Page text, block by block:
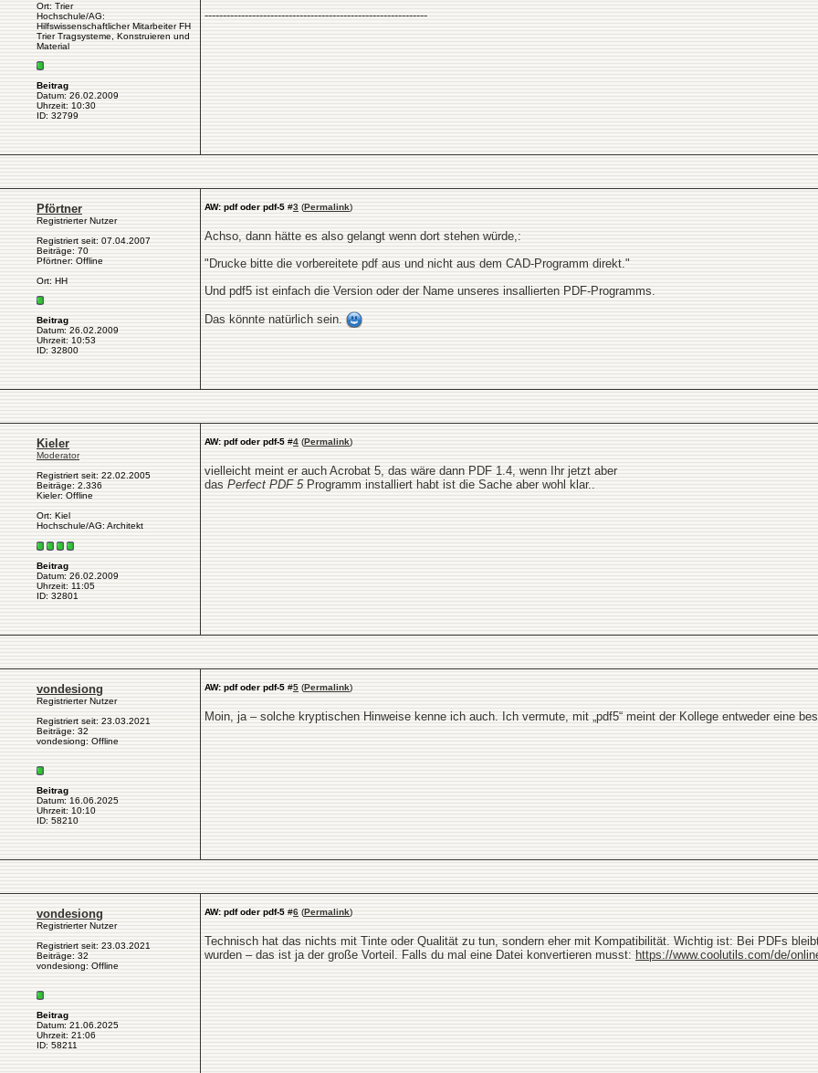
Ort: Trier
Hochschule/AG:
Hilfswissenschaftlicher Mitarbeiter FH
Trier Tragsysteme, Konstruieren und
Material
Beitrag
Datum: 26.02.2009
Uhrzeit: 10:30
ID: 32799
-------------------------------------------------------------
Pförtner
Registrierter Nutzer
Registriert seit: 07.04.2007
Beiträge: 70
Pförtner: Offline
Ort: HH
Beitrag
Datum: 26.02.2009
Uhrzeit: 10:53
ID: 32800
AW: pdf oder pdf-5 #3 (Permalink)
Achso, dann hätte es also gelangt wenn dort stehen würde,:
"Drucke bitte die vorbereitete pdf aus und nicht aus dem CAD-Programm direkt."
Und pdf5 ist einfach die Version oder der Name unseres insallierten PDF-Programms.
Das könnte natürlich sein.
Kieler
Moderator
Registriert seit: 22.02.2005
Beiträge: 2.336
Kieler: Offline
Ort: Kiel
Hochschule/AG: Architekt
Beitrag
Datum: 26.02.2009
Uhrzeit: 11:05
ID: 32801
AW: pdf oder pdf-5 #4 (Permalink)
vielleicht meint er auch Acrobat 5, das wäre dann PDF 1.4, wenn Ihr jetzt aber
das Perfect PDF 5Programm installiert habt ist die Sache aber wohl klar..
vondesiong
Registrierter Nutzer
Registriert seit: 23.03.2021
Beiträge: 32
vondesiong: Offline
Beitrag
Datum: 16.06.2025
Uhrzeit: 10:10
ID: 58210
AW: pdf oder pdf-5 #5 (Permalink)
Moin, ja – solche kryptischen Hinweise kenne ich auch. Ich vermute, mit „pdf5“ meint der Kollege entweder eine
vondesiong
Registrierter Nutzer
Registriert seit: 23.03.2021
Beiträge: 32
vondesiong: Offline
Beitrag
Datum: 21.06.2025
Uhrzeit: 21:06
ID: 58211
AW: pdf oder pdf-5 #6 (Permalink)
Technisch hat das nichts mit Tinte oder Qualität zu tun, sondern eher mit Kompatibilität. Wichtig ist: Bei PDFs
wurden – das ist ja der große Vorteil. Falls du mal eine Datei konvertieren musst: https://www.coolutils.com/de/